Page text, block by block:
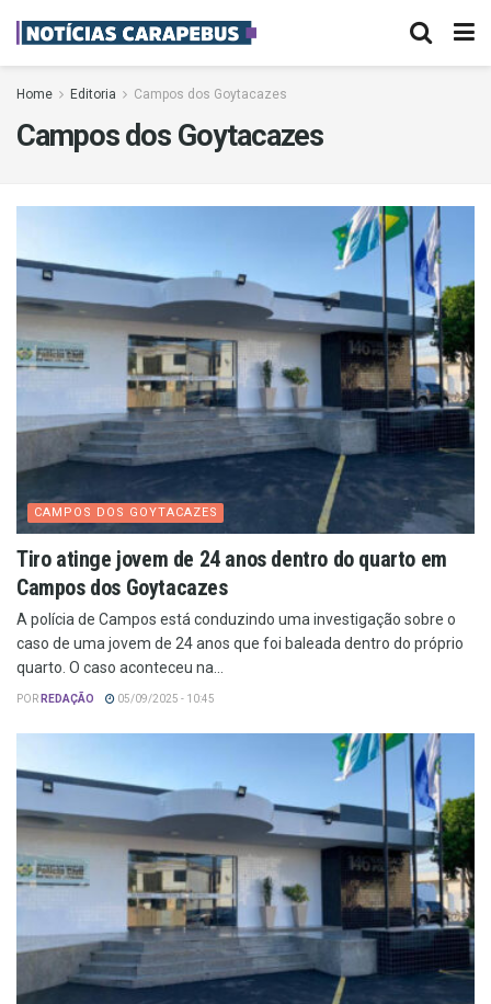
Home Editoria Campos dos Goytacazes
Campos dos Goytacazes
CAMPOS DOS GOYTACAZES
Tiro atinge jovem de 24 anos dentro do quarto em
Campos dos Goytacazes
A polícia de Campos está conduzindo uma investigação sobre o
caso de uma jovem de 24 anos que foi baleada dentro do próprio
quarto. O caso aconteceu na...
POR REDAÇÃO 05/09/2025 - 10:45